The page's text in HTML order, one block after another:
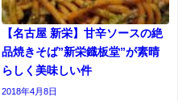
【名古屋 新栄】甘辛ソースの絶
品焼きそば”新栄鐡板堂”が素晴
らしく美味しい件
2018年4月8日